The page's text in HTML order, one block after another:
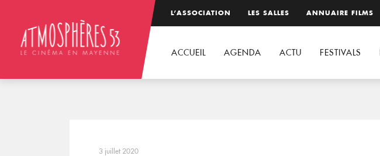
L’ASSOCIATION LES SALLES ANNUAIRE FILMS
ACCUEIL AGENDA ACTU FESTIVALS
3 juillet 2020